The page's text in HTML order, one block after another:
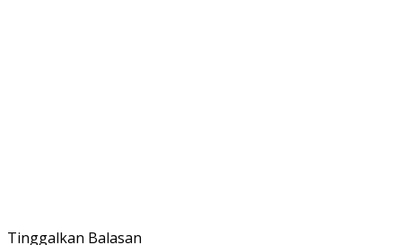
Tinggalkan Balasan